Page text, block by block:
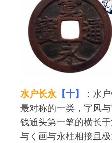
水户长永 【十】
：水
最对称的一类，字风
钱通头第一笔的横长
与く画与永柱相接且